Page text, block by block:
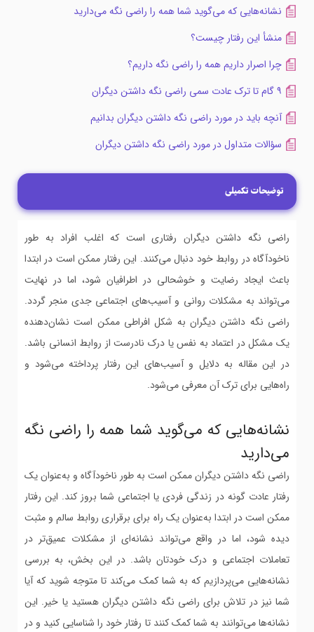
نشانه‌هایی که می‌گوید شما همه را راضی نگه می‌دارید
منشأ این رفتار چیست؟
چرا اصرار داریم همه را راضی نگه داریم؟
۹ گام تا ترک عادت سمی راضی نگه داشتن دیگران
آنچه باید در مورد راضی نگه داشتن دیگران بدانیم
سؤالات متداول در مورد راضی نگه داشتن دیگران
توضیحات تکمیلی
راضی نگه داشتن دیگران رفتاری است که اغلب افراد به طور
ناخودآگاه در روابط خود دنبال می‌کنند. این رفتار ممکن است در ابتدا
باعث ایجاد رضایت و خوشحالی در اطرافیان شود، اما در نهایت
می‌تواند به مشکلات روانی و آسیب‌های اجتماعی جدی منجر گردد.
راضی نگه داشتن دیگران به شکل افراطی ممکن است نشان‌دهنده
یک مشکل در اعتماد به نفس یا درک نادرست از روابط انسانی باشد.
در این مقاله به دلایل و آسیب‌های این رفتار پرداخته می‌شود و
راه‌هایی برای ترک آن معرفی می‌شود.
نشانه‌هایی که می‌گوید شما همه را راضی نگه
می‌دارید
راضی نگه داشتن دیگران ممکن است به طور ناخودآگاه و به‌عنوان یک
رفتار عادت گونه در زندگی فردی یا اجتماعی شما بروز کند. این رفتار
ممکن است در ابتدا به‌عنوان یک راه برای برقراری روابط سالم و مثبت
دیده شود، اما در واقع می‌تواند نشانه‌ای از مشکلات عمیق‌تر در
تعاملات اجتماعی و درک خودتان باشد. در این بخش، به بررسی
نشانه‌هایی می‌پردازیم که به شما کمک می‌کند تا متوجه شوید که آیا
شما نیز در تلاش برای راضی نگه داشتن دیگران هستید یا خیر. این
نشانه‌ها می‌توانند به شما کمک کنند تا رفتار خود را شناسایی کنید و در